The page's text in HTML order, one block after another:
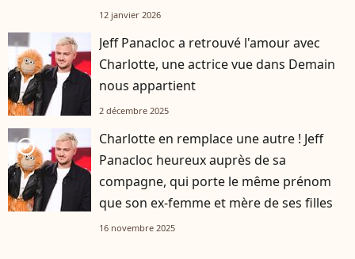
12 janvier 2026
Jeff Panacloc a retrouvé l'amour avec
Charlotte, une actrice vue dans Demain
nous appartient
2 décembre 2025
player2
Charlotte en remplace une autre ! Jeff
Panacloc heureux auprès de sa
compagne, qui porte le même prénom
que son ex-femme et mère de ses filles
16 novembre 2025